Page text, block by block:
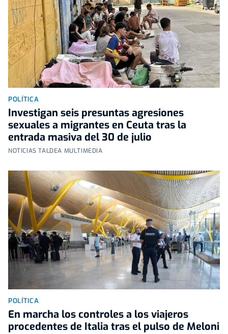
POLÍTICA
Investigan seis presuntas agresiones
sexuales a migrantes en Ceuta tras la
entrada masiva del 30 de julio
NOTICIAS TALDEA MULTIMEDIA
POLÍTICA
En marcha los controles a los viajeros
procedentes de Italia tras el pulso de Meloni